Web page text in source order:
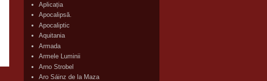
Aplicația
Apocalipsă.
Apocaliptic
Aquitania
Armada
Armele Luminii
Arno Strobel
Aro Sáinz de la Maza